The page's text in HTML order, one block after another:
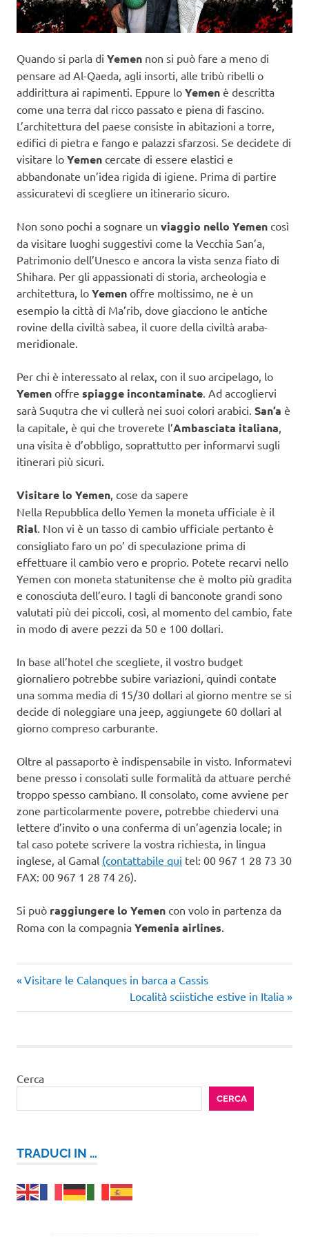
Quando si parla di Yemen non si può fare a meno di
pensare ad Al-Qaeda, agli insorti, alle tribù ribelli o
addirittura ai rapimenti. Eppure lo Yemen è descritta
come una terra dal ricco passato e piena di fascino.
L’architettura del paese consiste in abitazioni a torre,
edifici di pietra e fango e palazzi sfarzosi. Se decidete di
visitare lo Yemen cercate di essere elastici e
abbandonate un’idea rigida di igiene. Prima di partire
assicuratevi di scegliere un itinerario sicuro.
Non sono pochi a sognare un viaggio nello Yemen così
da visitare luoghi suggestivi come la Vecchia San’a,
Patrimonio dell’Unesco e ancora la vista senza fiato di
Shihara. Per gli appassionati di storia, archeologia e
architettura, lo Yemen offre moltissimo, ne è un
esempio la città di Ma’rib, dove giacciono le antiche
rovine della civiltà sabea, il cuore della civiltà araba-
meridionale.
Per chi è interessato al relax, con il suo arcipelago, lo
Yemen offre spiagge incontaminate. Ad accogliervi
sarà Suqutra che vi cullerà nei suoi colori arabici. San’a è
la capitale, è qui che troverete l’Ambasciata italiana,
una visita è d’obbligo, soprattutto per informarvi sugli
itinerari più sicuri.
Visitare lo Yemen, cose da sapere
Nella Repubblica dello Yemen la moneta ufficiale è il
Rial. Non vi è un tasso di cambio ufficiale pertanto è
consigliato faro un po’ di speculazione prima di
effettuare il cambio vero e proprio. Potete recarvi nello
Yemen con moneta statunitense che è molto più gradita
e conosciuta dell’euro. I tagli di banconote grandi sono
valutati più dei piccoli, così, al momento del cambio, fate
in modo di avere pezzi da 50 e 100 dollari.
In base all’hotel che scegliete, il vostro budget
giornaliero potrebbe subire variazioni, quindi contate
una somma media di 15/30 dollari al giorno mentre se si
decide di noleggiare una jeep, aggiungete 60 dollari al
giorno compreso carburante.
Oltre al passaporto è indispensabile in visto. Informatevi
bene presso i consolati sulle formalità da attuare perché
troppo spesso cambiano. Il consolato, come avviene per
zone particolarmente povere, potrebbe chiedervi una
lettere d’invito o una conferma di un’agenzia locale; in
tal caso potete scrivere la vostra richiesta, in lingua
inglese, al Gamal (contattabile qui tel: 00 967 1 28 73 30
FAX: 00 967 1 28 74 26).
Si può raggiungere lo Yemen con volo in partenza da
Roma con la compagnia Yemenia airlines.
Navigazione
articoli
Articolo
Visitare le Calanques in barca a Cassis
Articolo
successivo:
Località sciistiche estive in Italia
Cerca
CERCA
TRADUCI IN …